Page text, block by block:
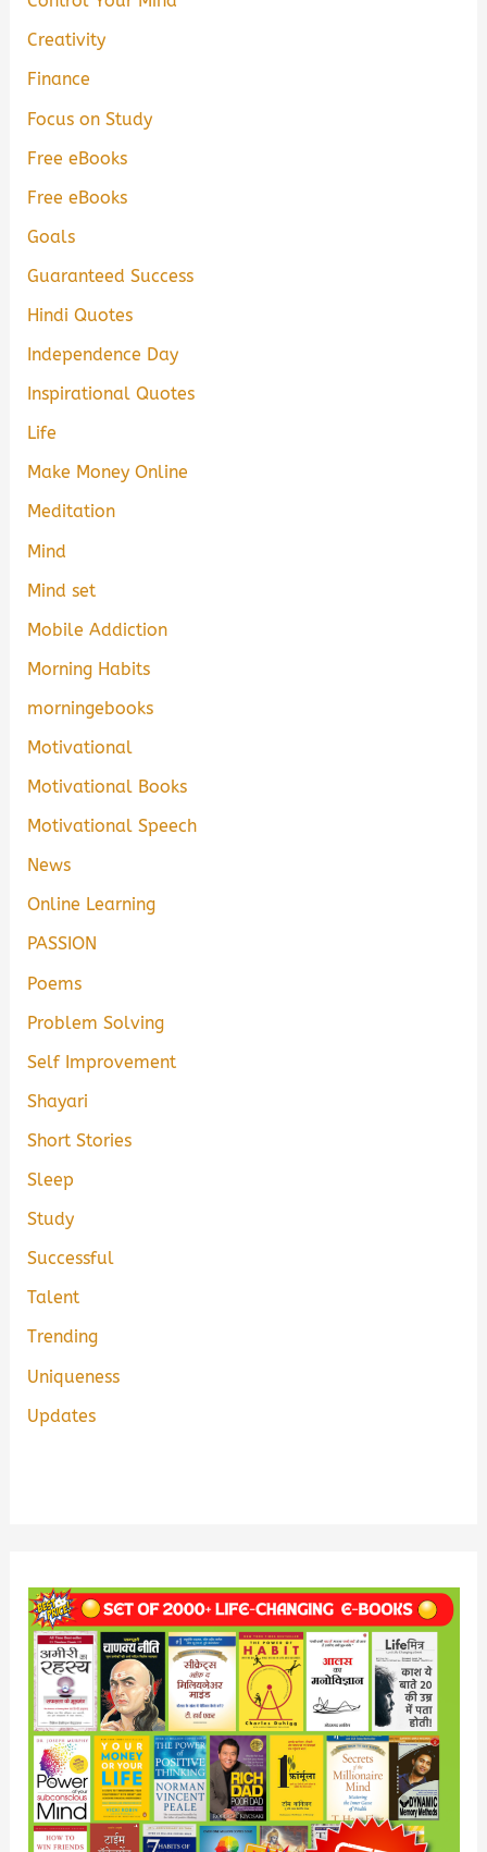
Creativity
Finance
Focus on Study
Free eBooks
Free eBooks
Goals
Guaranteed Success
Hindi Quotes
Independence Day
Inspirational Quotes
Life
Make Money Online
Meditation
Mind
Mind set
Mobile Addiction
Morning Habits
morningebooks
Motivational
Motivational Books
Motivational Speech
News
Online Learning
PASSION
Poems
Problem Solving
Self Improvement
Shayari
Short Stories
Sleep
Study
Successful
Talent
Trending
Uniqueness
Updates